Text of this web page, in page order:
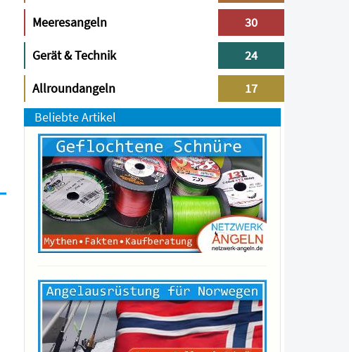
Meeresangeln 30
Gerät & Technik 24
Allroundangeln
17
Beliebte Artikel